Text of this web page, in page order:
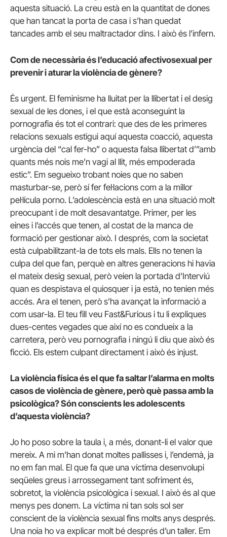
aquesta situació. La creu està en la quantitat de dones
que han tancat la porta de casa i s’han quedat
tancades amb el seu maltractador dins. I això és l’infern.
Com de necessària és l’educació afectivosexual per
prevenir i aturar la violència de gènere?
És urgent. El feminisme ha lluitat per la llibertat i el desig
sexual de les dones, i el que està aconseguint la
pornografia és tot el contrari: que des de les primeres
relacions sexuals estigui aquí aquesta coacció, aquesta
urgència del “cal fer-ho” o aquesta falsa llibertat d’”amb
quants més nois me’n vagi al llit, més empoderada
estic”. Em segueixo trobant noies que no saben
masturbar-se, però sí fer fel·lacions com a la millor
pel·lícula porno. L’adolescència està en una situació molt
preocupant i de molt desavantatge. Primer, per les
eines i l’accés que tenen, al costat de la manca de
formació per gestionar això. I després, com la societat
està culpabilitzant-la de tots els mals. Ells no tenen la
culpa del que fan, perquè en altres generacions hi havia
el mateix desig sexual, però veien la portada d’Interviú
quan es despistava el quiosquer i ja està, no tenien més
accés. Ara el tenen, però s’ha avançat la informació a
com usar-la. El teu fill veu Fast&Furious i tu li expliques
dues-centes vegades que així no es condueix a la
carretera, però veu pornografia i ningú li diu que això és
ficció. Els estem culpant directament i això és injust.
La violència física és el que fa saltar l’alarma en molts
casos de violència de gènere, però què passa amb la
psicològica? Són conscients les adolescents
d’aquesta violència?
Jo ho poso sobre la taula i, a més, donant-li el valor que
mereix. A mi m’han donat moltes pallisses i, l’endemà, ja
no em fan mal. El que fa que una víctima desenvolupi
seqüeles greus i arrossegament tant sofriment és,
sobretot, la violència psicològica i sexual. I això és al que
menys pes donem. La víctima ni tan sols sol ser
conscient de la violència sexual fins molts anys després.
Una noia ho va explicar molt bé després d’un taller. Em